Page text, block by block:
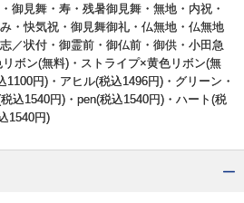
御見舞・寿・残暑御見舞・無地・内祝・
・快気祝・御見舞御礼・仏無地・仏無地
／状付・御霊前・御仏前・御供・小田急
ボン(無料)・ストライプ×黄色リボン(無
円)・アヒル(税込1496円)・グリーン・
込1540円)・pen(税込1540円)・ハート(税
1540円)